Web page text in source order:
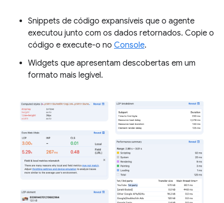
Snippets de código expansíveis que o agente
executou junto com os dados retornados. Copie o
código e execute-o no Console.
Widgets que apresentam descobertas em um
formato mais legível.